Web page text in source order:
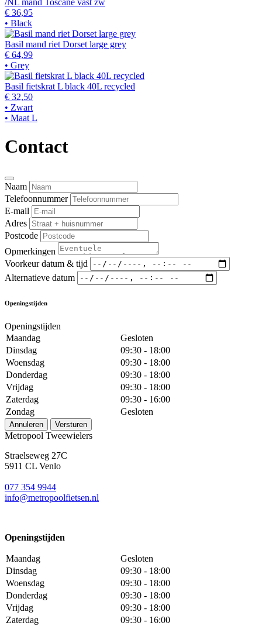
€ 36,95
• Black
Basil mand riet Dorset large grey
€ 64,99
• Grey
Basil fietskrat L black 40L recycled
€ 32,50
• Zwart
• Maat L
Contact
Naam
Telefoonnummer
E-mail
Adres
Postcode
Opmerkingen
Voorkeur datum & tijd
Alternatieve datum
Openingstijden
Openingstijden
Maandag
Gesloten
Dinsdag
09:30 - 18:00
Woensdag
09:30 - 18:00
Donderdag
09:30 - 18:00
Vrijdag
09:30 - 18:00
Zaterdag
09:30 - 16:00
Zondag
Gesloten
Annuleren Versturen
Metropool Tweewielers
Straelseweg 27C
5911 CL Venlo
077 354 9944
info@metropoolfietsen.nl
Openingstijden
Maandag
Gesloten
Dinsdag
09:30 - 18:00
Woensdag
09:30 - 18:00
Donderdag
09:30 - 18:00
Vrijdag
09:30 - 18:00
Zaterdag
09:30 - 16:00